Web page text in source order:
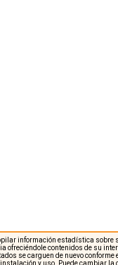
información estadística sobre
ofreciéndole contenidos de su
se carguen de nuevo
y uso. Puede cambiar la